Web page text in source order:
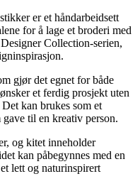
er et håndarbeidsett
for å lage et broderi med
Collection-serien,
gjør det egnet for både
et ferdig prosjekt uten
Det kan brukes som et
til en kreativ person.
og kitet inneholder
kan påbegynnes med en
lett og naturinspirert